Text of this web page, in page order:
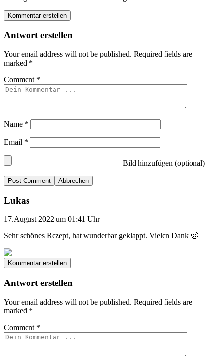
Kommentar erstellen
Antwort erstellen
Your email address will not be published. Required fields are
marked *
Comment *
Name *
Email *
Bild hinzufügen (optional)
Abbrechen
Lukas
17.August 2022 um 01:41 Uhr
Sehr schönes Rezept, hat wunderbar geklappt. Vielen Dank 🙂
Kommentar erstellen
Antwort erstellen
Your email address will not be published. Required fields are
marked *
Comment *